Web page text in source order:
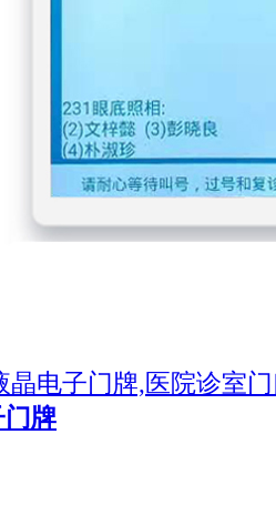
晶电子门牌,医院诊室
门牌